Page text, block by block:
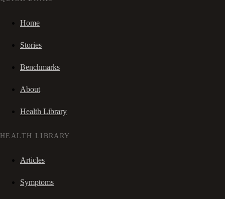
Home
Stories
Benchmarks
About
Health Library
HEALTH LIBRARY
Articles
Symptoms